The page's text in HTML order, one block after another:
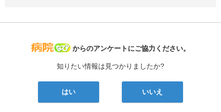
病院なび
からのアンケートにご協力ください。
知りたい情報は見つかりましたか?
はい いいえ